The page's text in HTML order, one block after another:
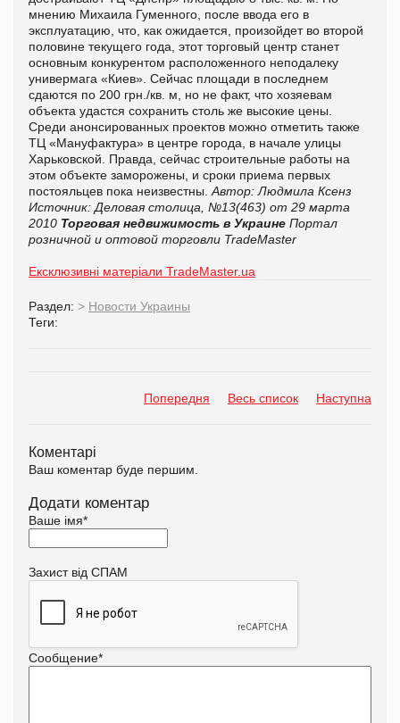
мнению Михаила Гуменного, после ввода его в
эксплуатацию, что, как ожидается, произойдет во второй
половине текущего года, этот торговый центр станет
основным конкурентом расположенного неподалеку
универмага «Киев». Сейчас площади в последнем
сдаются по 200 грн./кв. м, но не факт, что хозяевам
объекта удастся сохранить столь же высокие цены.
Среди анонсированных проектов можно отметить также
ТЦ «Мануфактура» в центре города, в начале улицы
Харьковской. Правда, сейчас строительные работы на
этом объекте заморожены, и сроки приема первых
постояльцев пока неизвестны. Автор: Людмила Ксенз
Источник: Деловая столица, №13(463) от 29 марта
2010 Торговая недвижимость в Украине Портал
розничной и оптовой торговли TradeMaster
Ексклюзивні матеріали TradeMaster.ua
Раздел: > Новости Украины
Теги:
Попередня Весь список Наступна
Коментарі
Ваш коментар буде першим.
Додати коментар
Ваше імя*
Захист від СПАМ
Сообщение*